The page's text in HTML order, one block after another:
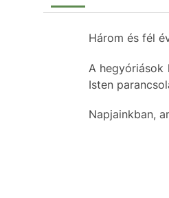
Három és fél
A hegyóriások
Isten
Napjainkban,